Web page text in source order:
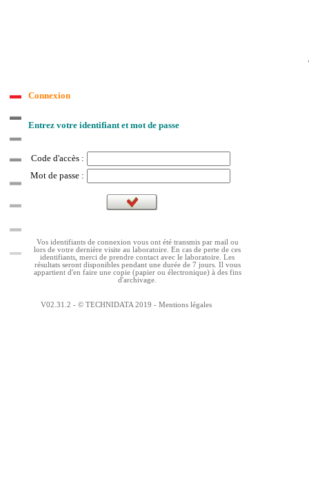
Connexion
Entrez votre identifiant et mot de passe
Code d'accès :
Mot de passe :
Vos identifiants de connexion vous ont été transmis par mail ou
lors de votre dernière visite au laboratoire. En cas de perte de ces
identifiants, merci de prendre contact avec le laboratoire. Les
résultats seront disponibles pendant une durée de 7 jours. Il vous
appartient d'en faire une copie (papier ou électronique) à des fins
d'archivage.
V02.31.2 - © TECHNIDATA 2019 - Mentions légales